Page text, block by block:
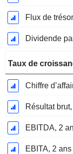
Dividende
Taux de
Chiffre
Résultat
EBITDA, 2
EBITA, 2